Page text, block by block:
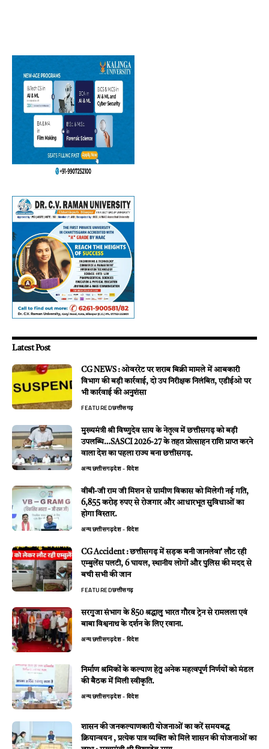
Latest Post
CG NEWS : ओवररेट पर शराब बिक्री मामले में आबकारी
विभाग की बड़ी कार्रवाई, दो उप निरीक्षक निलंबित, एडीईओ पर
भी कार्रवाई की अनुशंसा
FEATUREDछत्तीसगढ़
मुख्यमंत्री श्री विष्णुदेव साय के नेतृत्व में छत्तीसगढ़ को बड़ी
उपलब्धि…SASCI 2026-27 के तहत प्रोत्साहन राशि प्राप्त करने
वाला देश का पहला राज्य बना छत्तीसगढ़.
अन्यछत्तीसगढ़देश - विदेश
वीबी-जी राम जी मिशन से ग्रामीण विकास को मिलेगी नई गति,
6,855 करोड़ रुपए से रोजगार और आधारभूत सुविधाओं का
होगा विस्तार.
अन्यछत्तीसगढ़देश - विदेश
CG Accident : छत्तीसगढ़ में सड़क बनी जानलेवा’ लौट रही
एम्बुलेंस पलटी, 6 घायल, स्थानीय लोगों और पुलिस की मदद से
बची सभी की जान
FEATUREDछत्तीसगढ़
सरगुजा संभाग के 850 श्रद्धालु भारत गौरव ट्रेन से रामलला एवं
बाबा विश्वनाथ के दर्शन के लिए रवाना.
अन्यछत्तीसगढ़देश - विदेश
निर्माण श्रमिकों के कल्याण हेतु अनेक महत्वपूर्ण निर्णयों को मंडल
की बैठक में मिली स्वीकृति.
अन्यछत्तीसगढ़देश - विदेश
शासन की जनकल्याणकारी योजनाओं का करें समयबद्ध
क्रियान्वयन , प्रत्येक पात्र व्यक्ति को मिले शासन की योजनाओं का